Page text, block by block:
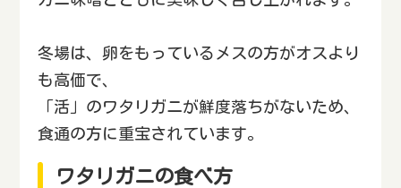
冬場は、卵をもっているメスの方がオスより
も高価で、
「活」のワタリガニが鮮度落ちがないため、
食通の方に重宝されています。
ワタリガニの食べ方